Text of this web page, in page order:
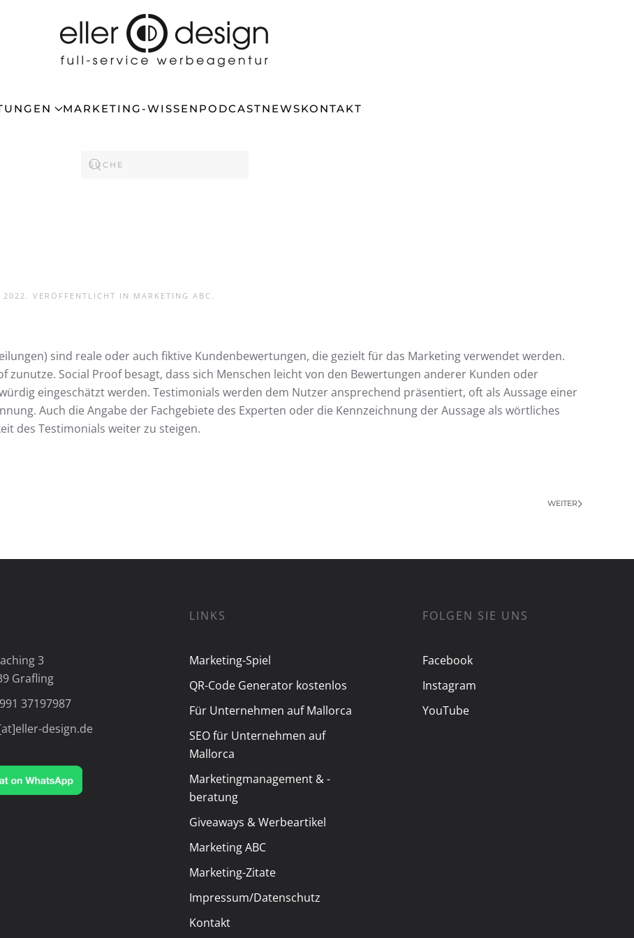
MARKETING-WISSEN PODCASTNEWSKONTAKT
2022 . VERÖFFENTLICHT IN MARKETING ABC .
sind reale oder auch fiktive Kundenbewertungen, die gezielt für das Marketing verwendet werden.
zunutze. Social Proof besagt, dass sich Menschen leicht von den Bewertungen anderer Kunden oder
eingeschätzt werden. Testimonials werden dem Nutzer ansprechend präsentiert, oft als Aussage einer
Auch die Angabe der Fachgebiete des Experten oder die Kennzeichnung der Aussage als wörtliches
des Testimonials weiter zu steigen.
WEITER
3
Grafling
37197987
design.de
LINKS
Marketing-Spiel
QR-Code Generator kostenlos
Für Unternehmen auf Mallorca
SEO für Unternehmen auf
Mallorca
Marketingmanagement & -
beratung
Giveaways & Werbeartikel
Marketing ABC
Marketing-Zitate
Impressum/Datenschutz
Kontakt
FOLGEN SIE UNS
Facebook
Instagram
YouTube